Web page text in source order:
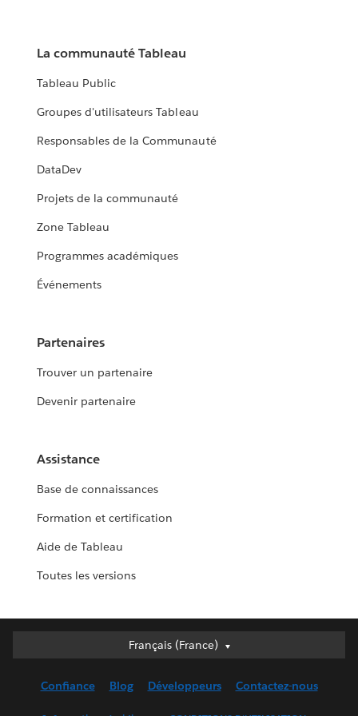
sécurité de ses dernières.
La communauté Tableau
Tableau Public
Groupes d'utilisateurs Tableau
Responsables de la Communauté
DataDev
Projets de la communauté
Zone Tableau
Programmes académiques
Événements
Partenaires
Trouver un partenaire
Devenir partenaire
Assistance
Base de connaissances
Formation et certification
Aide de Tableau
Toutes les versions
Français (France)
Français (France)
English (UK)
Confiance Blog Développeurs Contactez-nous